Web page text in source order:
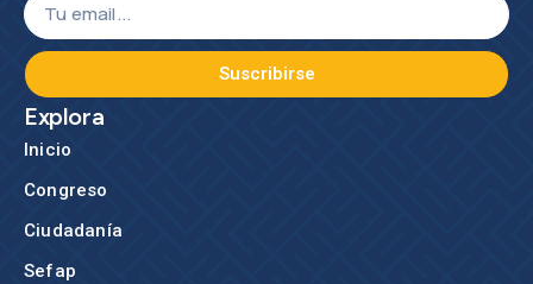
Suscribirse
Explora
Inicio
Congreso
Ciudadanía
Sefap